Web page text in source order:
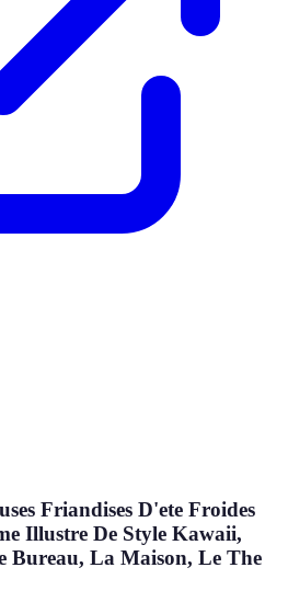
Friandises D'ete Froides
Illustre De Style Kawaii,
Bureau, La Maison, Le The